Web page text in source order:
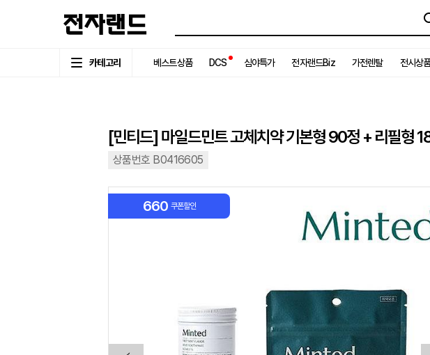
카테고리 베스트상품 DCS 심야특가 전자랜드Biz 가전렌탈 전시상
[민티드] 마일드민트 고체치약 기본형 90정 + 리필형
상품번호 B0416605
660 쿠폰할인